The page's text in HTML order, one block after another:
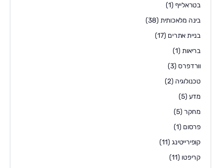
בטראלייף (1)
בינה מלאכותית (38)
בניית אתרים (17)
בריאות(1)
וורדפרס (3)
טכנולוגיה (2)
מדע (5)
מחקר (5)
פרסום (1)
קופירייטינג(11)
קריפטו (11)